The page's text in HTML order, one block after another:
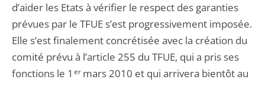
d’aider les Etats à vérifier le respect des garanties
prévues par le TFUE s’est progressivement imposée.
Elle s’est finalement concrétisée avec la création du
comité prévu à l’article 255 du TFUE, qui a pris ses
fonctions le 1 ermars 2010 et qui arrivera bientôt au